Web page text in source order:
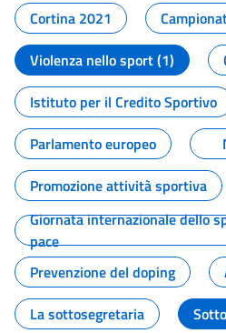
Cortina 2021
Violenza nello sport (1)
Istituto per il Credito Sportivo
Parlamento europeo
Promozione attività sportiva
Giornata internazionale dello
pace
Prevenzione del doping
La sottosegretaria